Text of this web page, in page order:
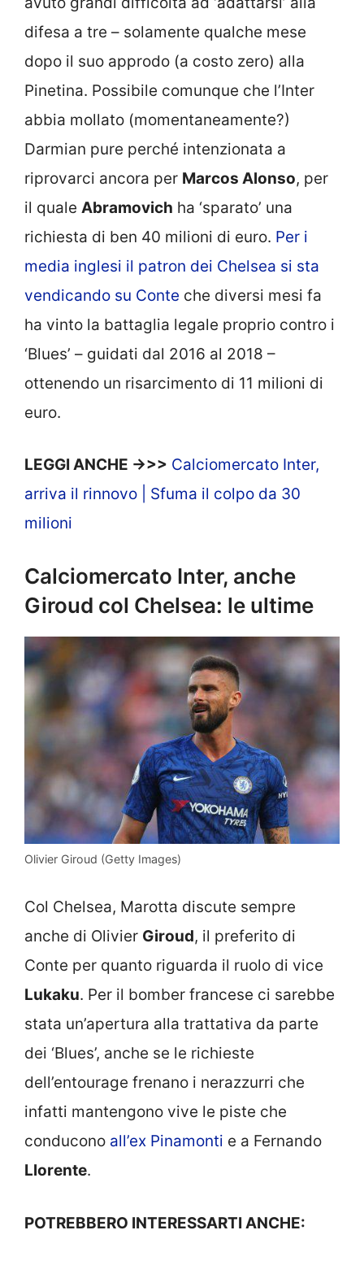
difesa a tre – solamente qualche mese
dopo il suo approdo (a costo zero) alla
Pinetina. Possibile comunque che l’Inter
abbia mollato (momentaneamente?)
Darmian pure perché intenzionata a
riprovarci ancora per Marcos Alonso, per
il quale Abramovich ha ‘sparato’ una
richiesta di ben 40 milioni di euro. Per i
media inglesi il patron dei Chelsea si sta
vendicando su Conte che diversi mesi fa
ha vinto la battaglia legale proprio contro i
‘Blues’ – guidati dal 2016 al 2018 –
ottenendo un risarcimento di 11 milioni di
euro.
LEGGI ANCHE ->>> Calciomercato Inter,
arriva il rinnovo | Sfuma il colpo da 30
milioni
Calciomercato Inter, anche
Giroud col Chelsea: le ultime
Olivier Giroud (Getty Images)
Col Chelsea, Marotta discute sempre
anche di Olivier Giroud, il preferito di
Conte per quanto riguarda il ruolo di vice
Lukaku. Per il bomber francese ci sarebbe
stata un’apertura alla trattativa da parte
dei ‘Blues’, anche se le richieste
dell’entourage frenano i nerazzurri che
infatti mantengono vive le piste che
conducono all’ex Pinamonti e a Fernando
Llorente.
POTREBBERO INTERESSARTI ANCHE: